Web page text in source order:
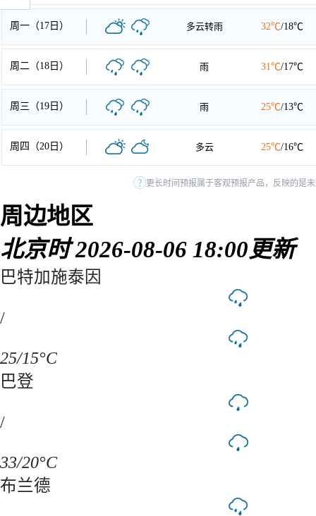
周一（17日） 多云转雨 32℃/18℃
周二（18日） 雨 31℃/17℃
周三（19日） 雨 25℃/13℃
周四（20日） 多云 25℃/16℃
更长时间预报属于客观预报产品，反映的是
周边地区
北京时 2026-08-06 18:00更新
巴特加施泰因
/
25/15°C
巴登
/
33/20°C
布兰德